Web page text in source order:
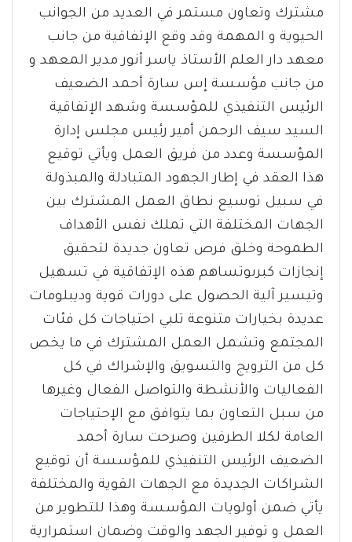
مشترك وتعاون مستمر في العديد من الجوانب
الحيوية و المهمة وقد وقع الإتفاقية من جانب
معهد دار العلم الأستاذ ياسر أنور مدير المعهد و
من جانب مؤسسة إس سارة أحمد الضعيف
الرئيس التنفيذي للمؤسسة وشهد الإتفاقية
السيد سيف الرحمن أمير رئيس مجلس إدارة
المؤسسة وعدد من فريق العمل ويأتي توقيع
هذا العقد في إطار الجهود المتبادلة والمبذولة
في سبيل توسيع نطاق العمل المشترك بين
الجهات المختلفة التي تملك نفس الأهداف
الطموحة وخلق فرص تعاون جديدة لتحقيق
إنجازات كبرىوتساهم هذه الإتفاقية في تسهيل
وتيسير آلية الحصول على دورات قوية وديبلومات
عديدة بخيارات متنوعة تلبي احتياجات كل فئات
المجتمع وتشمل العمل المشترك في ما يخص
كل من الترويج والتسويق والإشراك في كل
الفعاليات والأنشطة والتواصل الفعال وغيرها
من سبل التعاون بما يتوافق مع الإحتياجات
العامة لكلا الطرفين وصرحت سارة أحمد
الضعيف الرئيس التنفيذي للمؤسسة أن توقيع
الشراكات الجديدة مع الجهات القوية والمختلفة
يأتي ضمن أولويات المؤسسة وهذا للتطوير من
العمل و توفير الجهد والوقت وضمان استمرارية